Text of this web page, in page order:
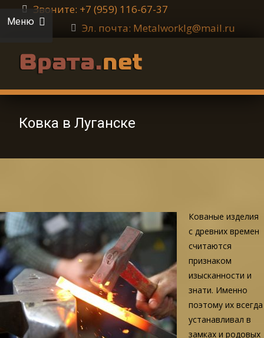
Звоните: +7 (959) 116-67-37
Эл. почта: Metalworklg@mail.ru
Меню
Ковка в Луганске
Кованые изделия
с древних времен
считаются
признаком
изысканности и
знати. Именно
поэтому их всегда
устанавливал в
замках и родовых